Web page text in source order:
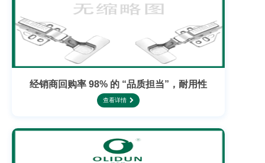
经销商回购率 98% 的 “品质担当”，耐用性
查看详情